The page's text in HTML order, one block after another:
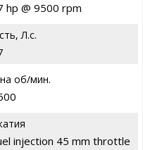
hp @ 9500 rpm
Л.с.
об/мин.
injection 45 mm throttle